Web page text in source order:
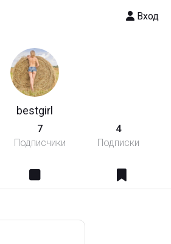
Вход
bestgirl
7
Подписчики
4
Подписки